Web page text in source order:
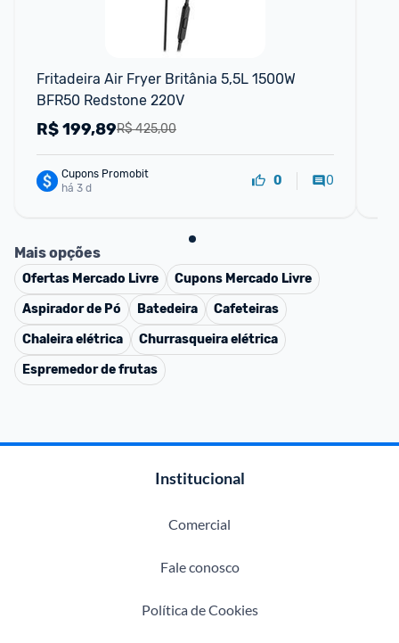
Fritadeira Air Fryer Britânia 5,5L 1500W
BFR50 Redstone 220V
R$ 425,00
R$199,89
Cupons Promobit
há 3 d
0 0
Mais opções
Ofertas Mercado Livre Cupons Mercado Livre
Aspirador de Pó
Batedeira
Cafeteiras
Chaleira elétrica
Churrasqueira elétrica
Espremedor de frutas
Institucional
Comercial
Fale conosco
Política de Cookies